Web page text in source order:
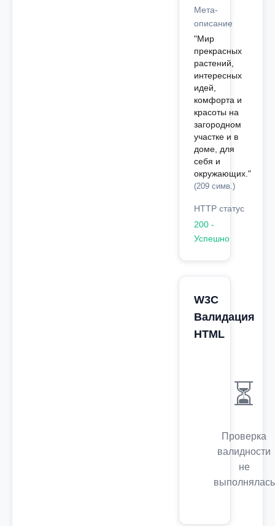
Мета-
описание
"Мир
прекрасных
растений,
интересных
идей,
комфорта и
красоты на
загородном
участке и в
доме, для
себя и
окружающих."
(209 симв.)
HTTP статус
200 -
Успешно
W3C
Валидация
HTML
⏳
Проверка
валидности
не
выполнялась